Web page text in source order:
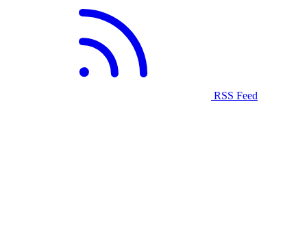
RSS Feed